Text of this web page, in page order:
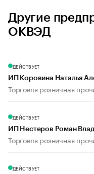
Другие
ОКВЭД
ДЕЙСТВУЕТ
ИП Коровина Наталья
Торговля розничная
ДЕЙСТВУЕТ
ИП Нестеров Роман
Торговля розничная
ДЕЙСТВУЕТ